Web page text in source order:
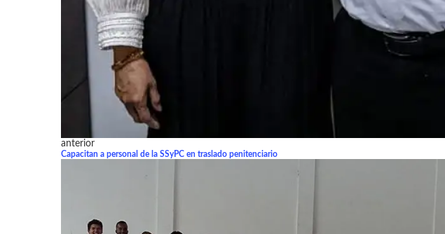
anterior
Capacitan a personal de la SSyPC en traslado penitenciario